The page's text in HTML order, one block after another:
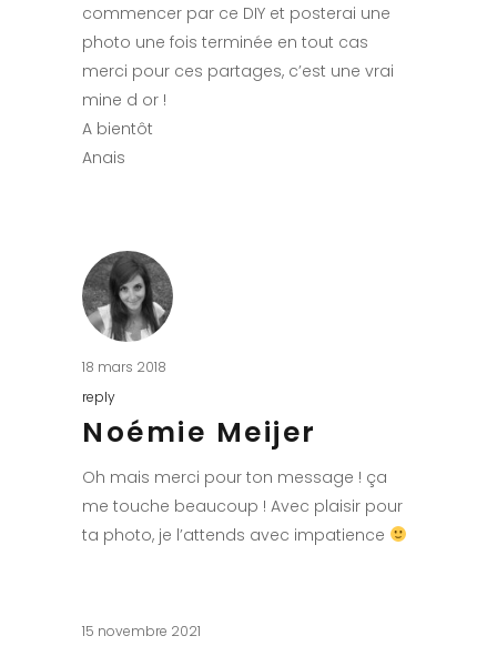
commencer par ce DIY et posterai une
photo une fois terminée en tout cas
merci pour ces partages, c’est une vrai
mine d or !
A bientôt
Anais
18 mars 2018
reply
Noémie Meijer
Oh mais merci pour ton message ! ça
me touche beaucoup ! Avec plaisir pour
ta photo, je l’attends avec impatience
15 novembre 2021